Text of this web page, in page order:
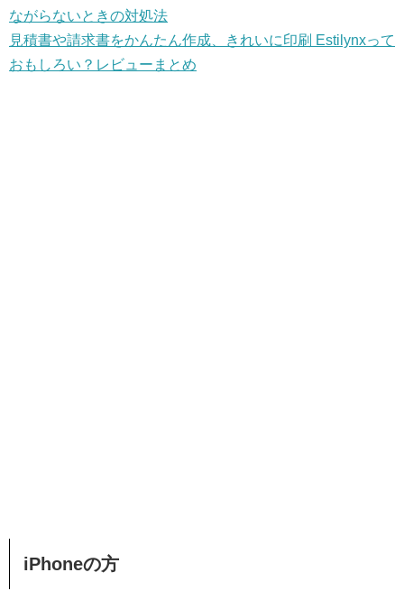
ながらないときの対処法
見積書や請求書をかんたん作成、きれいに印刷 Estilynxって
おもしろい？レビューまとめ
iPhoneの方